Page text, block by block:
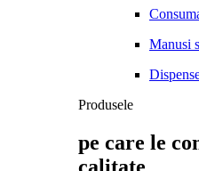
Manusi
Produsele
pe care le